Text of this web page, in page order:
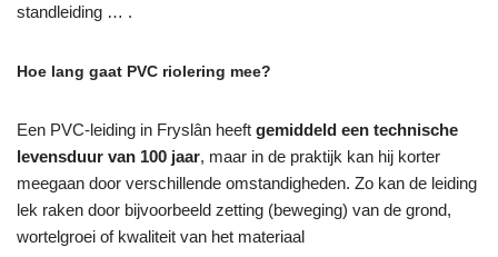
standleiding … .
Hoe lang gaat PVC riolering mee?
Een PVC-leiding in Fryslân heeft gemiddeld een technische
levensduur van 100 jaar, maar in de praktijk kan hij korter
meegaan door verschillende omstandigheden. Zo kan de leiding
lek raken door bijvoorbeeld zetting (beweging) van de grond,
wortelgroei of kwaliteit van het materiaal